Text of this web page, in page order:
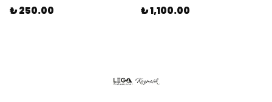
₺ 250.00 ₺ 1,100.00